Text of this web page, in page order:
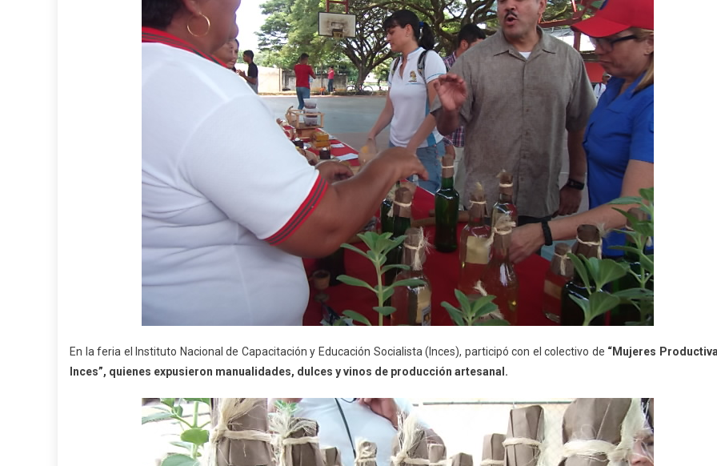
En la feria el Instituto Nacional de Capacitación y Educación Socialista (Inces), participó con el colectivo de “Mujeres
Inces”, quienes expusieron manualidades, dulces yvinos de producción artesanal.